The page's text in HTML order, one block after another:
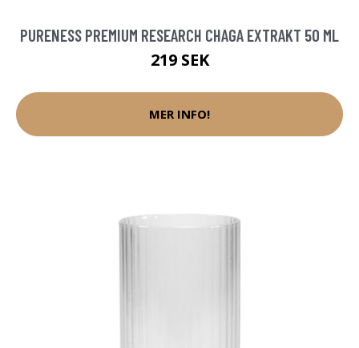
PURENESS PREMIUM RESEARCH CHAGA EXTRAKT 50 ML
219 SEK
MER INFO!